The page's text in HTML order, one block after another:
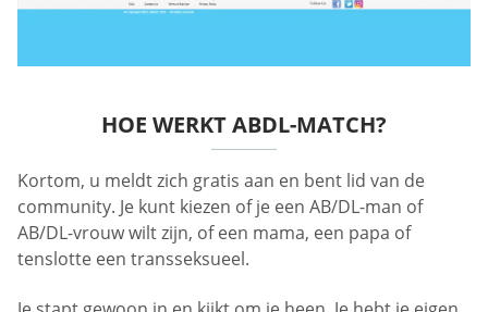
HOE WERKT ABDL-MATCH?
Kortom, u meldt zich gratis aan en bent lid van de
community. Je kunt kiezen of je een AB/DL-man of
AB/DL-vrouw wilt zijn, of een mama, een papa of
tenslotte een transseksueel.